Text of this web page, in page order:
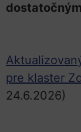
pre klaster
24.6.2026)